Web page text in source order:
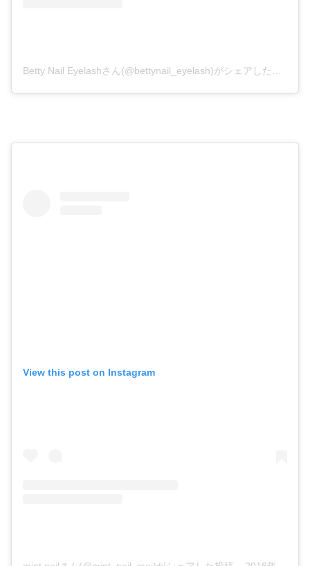
Betty Nail Eyelashさん(@bettynail_eyelash)がシェアした投稿
View this post on Instagram